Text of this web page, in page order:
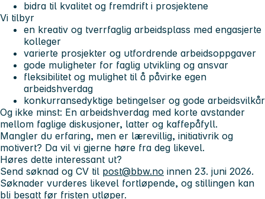
bidra til kvalitet og fremdrift i prosjektene
Vi tilbyr
en kreativ og tverrfaglig arbeidsplass med engasjerte
kolleger
varierte prosjekter og utfordrende arbeidsoppgaver
gode muligheter for faglig utvikling og ansvar
fleksibilitet og mulighet til å påvirke egen
arbeidshverdag
konkurransedyktige betingelser og gode arbeidsvilkår
Og ikke minst: En arbeidshverdag med korte avstander
mellom faglige diskusjoner, latter og kaffepåfyll.
Mangler du erfaring, men er lærevillig, initiativrik og
motivert? Da vil vi gjerne høre fra deg likevel.
Høres dette interessant ut?
Send søknad og CV til post@bbw.no innen 23. juni 2026.
Søknader vurderes likevel fortløpende, og stillingen kan
bli besatt før fristen utløper.